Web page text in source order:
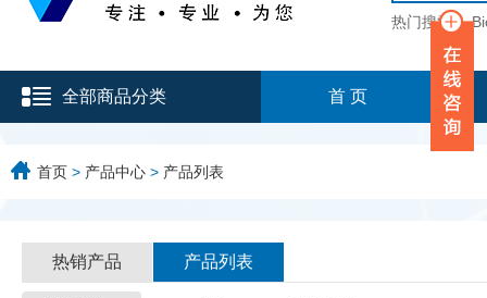
热门搜索：
全部商品分类 首 页
首页 > 产品中心 > 产品列表
热销产品 产品列表